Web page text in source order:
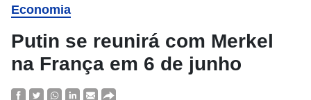
Economia
Putin se reunirá com Merkel
na França em 6 de junho